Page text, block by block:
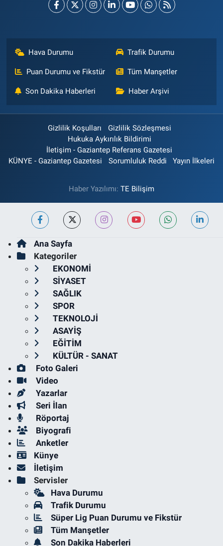
Hava Durumu Trafik Durumu
Puan Durumu ve Fikstür Tüm Manşetler
Son Dakika Haberleri Haber Arşivi
Gizlilik Koşulları
Gizlilik Sözleşmesi
Hukuka Aykırılık Bildirimi
İletişim - Gaziantep Referans Gazetesi
KÜNYE - Gaziantep Gazetesi
Sorumluluk Reddi Yayın İlkeleri
Haber Yazılımı: TE Bilişim
Ana Sayfa
Kategoriler
EKONOMİ
SİYASET
SAĞLIK
SPOR
TEKNOLOJİ
ASAYİŞ
EĞİTİM
KÜLTÜR - SANAT
Foto Galeri
Video
Yazarlar
Seri İlan
Röportaj
Biyografi
Anketler
Künye
İletişim
Servisler
Hava Durumu
Trafik Durumu
Süper Lig Puan Durumu ve Fikstür
Tüm Manşetler
Son Dakika Haberleri